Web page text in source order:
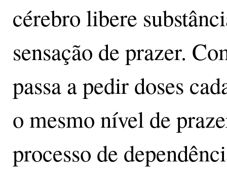
cérebro libere
sensação de prazer.
passa a pedir doses
o mesmo nível de
processo de